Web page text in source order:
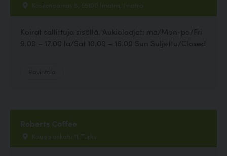
Koskenparras 8, 55100 Imatra, Imatra
Koirat sallittuja sisällä. Aukioloajat: ma/Mon-pe/Fri
9.00 – 17.00 la/Sat 10.00 – 16.00 Sun Suljettu/Closed
Roberts Coffee
Kauppiaskatu 11, Turku